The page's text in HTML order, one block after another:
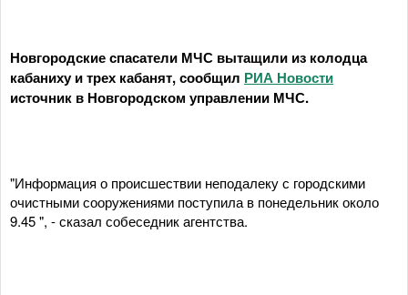
Новгородские спасатели МЧС вытащили из колодца
кабаниху и трех кабанят, сообщил РИА Новости
источник в Новгородском управлении МЧС.
"Информация о происшествии неподалеку с городскими
очистными сооружениями поступила в понедельник около
9.45 ", - сказал собеседник агентства.